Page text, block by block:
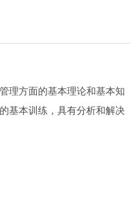
理方面的基本理论和基本知
基本训练，具有分析和解决